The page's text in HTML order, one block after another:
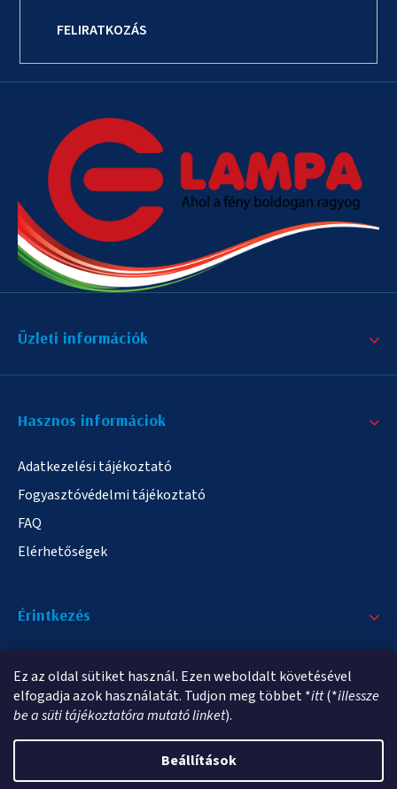
Ez az oldal sütiket használ. Ezen weboldalt követésével
elfogadja azok használatát. Tudjon meg többet *itt(*illessze
be a süti tájékoztatóra mutató linket).
Beállítások
FELIRATKOZÁS
Üzleti információk
Hasznos informáciok
Adatkezelési tájékoztató
Fogyasztóvédelmi tájékoztató
FAQ
Elérhetőségek
Érintkezés
info@elampa.hu
elampa.hu. Minden jog fenntartva.